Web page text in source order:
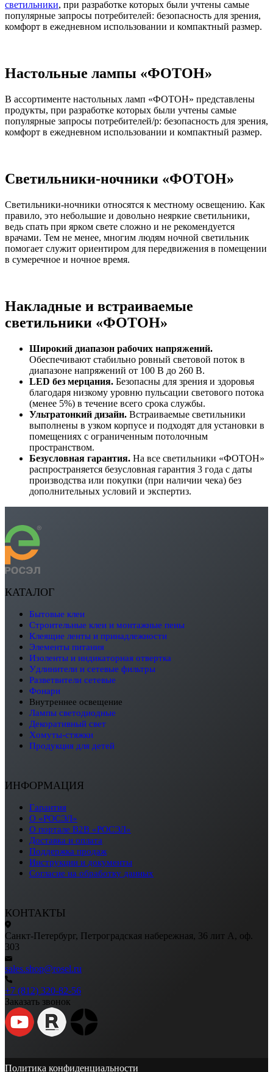
светильники, при разработке которых были учтены самые
популярные запросы потребителей: безопасность для зрения,
комфорт в ежедневном использовании и компактный размер.
Настольные лампы «ФОТОН»
В ассортименте настольных ламп «ФОТОН» представлены
продукты, при разработке которых были учтены самые
популярные запросы потребителей/p: безопасность для зрения,
комфорт в ежедневном использовании и компактный размер.
Светильники-ночники «ФОТОН»
Светильники-ночники относятся к местному освещению. Как
правило, это небольшие и довольно неяркие светильники,
ведь спать при ярком свете сложно и не рекомендуется
врачами. Тем не менее, многим людям ночной светильник
помогает служит ориентиром для передвижения в помещении
в сумеречное и ночное время.
Накладные и встраиваемые
светильники «ФОТОН»
Широкий диапазон рабочих напряжений.
Обеспечивают стабильно ровный световой поток в
диапазоне напряжений от 100 В до 260 В.
LED без мерцания. Безопасны для зрения и здоровья
благодаря низкому уровню пульсации светового потока
(менее 5%) в течение всего срока службы.
Ультратонкий дизайн. Встраиваемые светильники
выполнены в узком корпусе и подходят для установки в
помещениях с ограниченным потолочным
пространством.
Безусловная гарантия. На все светильники «ФОТОН»
распространяется безусловная гарантия 3 года с даты
производства или покупки (при наличии чека) без
дополнительных условий и экспертиз.
КАТАЛОГ
бытовые клеи
строительные клеи и монтажные пены
клеящие ленты и принадлежности
элементы питания
изоленты и индикаторная отвертка
удлинители и сетевые фильтры
разветвители сетевые
фонари
внутреннее освещение
лампы светодиодные
декоративный свет
хомуты-стяжки
продукция для детей
ИНФОРМАЦИЯ
Гарантия
О «РОСЭЛ»
О портале B2B «РОСЭЛ»
Доставка и оплата
Поддержка продаж
Инструкции и документы
Согласие на обработку данных
КОНТАКТЫ
Санкт-Петербург, Петроградская набережная, 36 лит А, оф.
303
sales.shop@rosel.ru
+7 (812) 320-82-56
Заказать звонок
Политика конфиденциальности